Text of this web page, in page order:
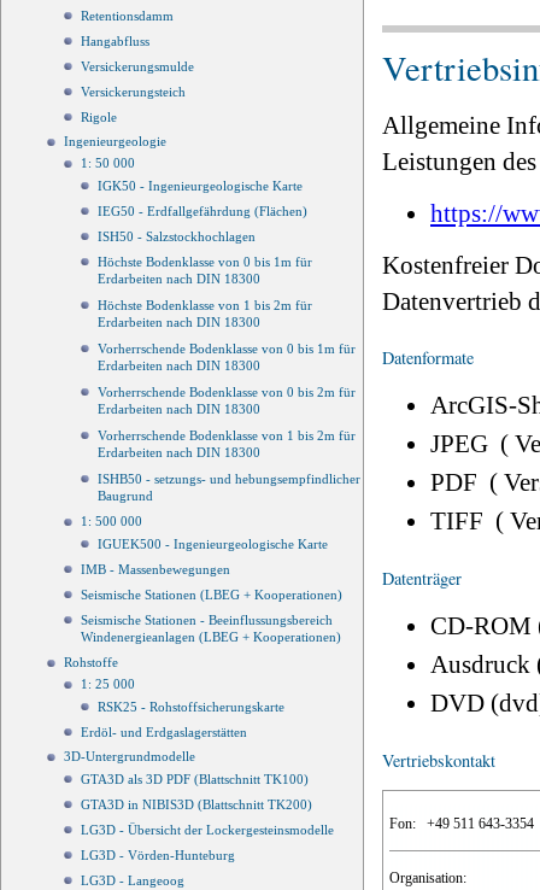
Retentionsdamm
Hangabfluss
Versickerungsmulde
Versickerungsteich
Rigole
Ingenieurgeologie
1: 50 000
IGK50 - Ingenieurgeologische Karte
IEG50 - Erdfallgefährdung (Flächen)
ISH50 - Salzstockhochlagen
Höchste Bodenklasse von 0 bis 1m für
Erdarbeiten nach DIN 18300
Höchste Bodenklasse von 1 bis 2m für
Erdarbeiten nach DIN 18300
Vorherrschende Bodenklasse von 0 bis 1m für
Erdarbeiten nach DIN 18300
Vorherrschende Bodenklasse von 0 bis 2m für
Erdarbeiten nach DIN 18300
Vorherrschende Bodenklasse von 1 bis 2m für
Erdarbeiten nach DIN 18300
ISHB50 - setzungs- und hebungsempfindlicher
Baugrund
1: 500 000
IGUEK500 - Ingenieurgeologische Karte
IMB - Massenbewegungen
Seismische Stationen (LBEG + Kooperationen)
Seismische Stationen - Beeinflussungsbereich
Windenergieanlagen (LBEG + Kooperationen)
Rohstoffe
1: 25 000
RSK25 - Rohstoffsicherungskarte
Erdöl- und Erdgaslagerstätten
3D-Untergrundmodelle
GTA3D als 3D PDF (Blattschnitt TK100)
GTA3D in NIBIS3D (Blattschnitt TK200)
LG3D - Übersicht der Lockergesteinsmodelle
LG3D - Vörden-Hunteburg
LG3D - Langeoog
Allgemeine
Leistungen
https://
Kostenfreier
Datenvertrieb
Datenformate
ArcGIS-
JPEG (
PDF (
TIFF (
Datenträger
CD-ROM
Ausdruck
DVD
Vertriebskontakt
Fon: +49 511 643-3354
Organisation: